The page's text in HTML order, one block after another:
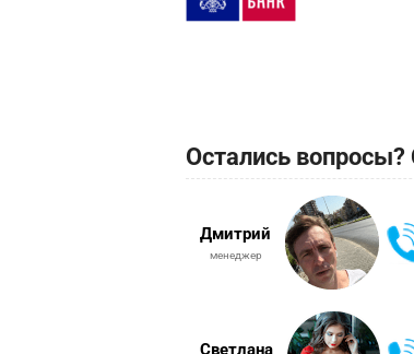
Остались вопросы?
Дмитрий
менеджер
Светлана